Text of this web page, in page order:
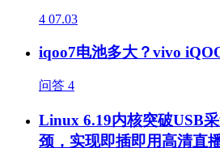
4 07.03
iqoo7电池多大？vivo
问答 4
Linux 6.19内核突破USB
颈，实现即插即用高清直